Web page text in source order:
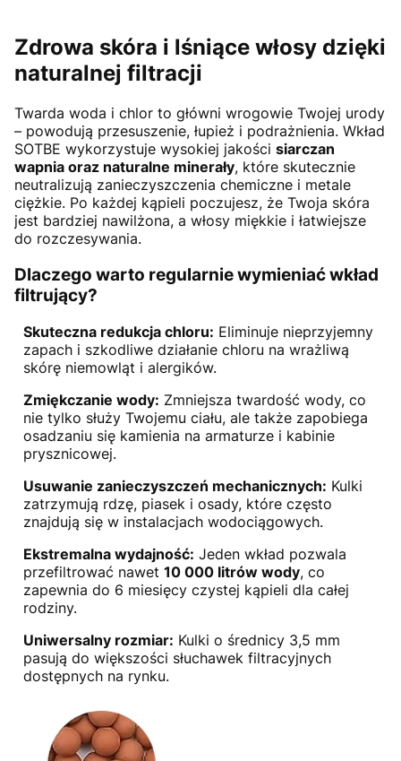
Zdrowa skóra i lśniące włosy dzięki
naturalnej filtracji
Twarda woda i chlor to główni wrogowie Twojej urody
– powodują przesuszenie, łupież i podrażnienia. Wkład
SOTBE wykorzystuje wysokiej jakości siarczan
wapnia oraz naturalne minerały, które skutecznie
neutralizują zanieczyszczenia chemiczne i metale
ciężkie. Po każdej kąpieli poczujesz, że Twoja skóra
jest bardziej nawilżona, a włosy miękkie i łatwiejsze
do rozczesywania.
Dlaczego warto regularnie wymieniać wkład
filtrujący?
Skuteczna redukcja chloru: Eliminuje nieprzyjemny
zapach i szkodliwe działanie chloru na wrażliwą
skórę niemowląt i alergików.
Zmiękczanie wody: Zmniejsza twardość wody, co
nie tylko służy Twojemu ciału, ale także zapobiega
osadzaniu się kamienia na armaturze i kabinie
prysznicowej.
Usuwanie zanieczyszczeń mechanicznych: Kulki
zatrzymują rdzę, piasek i osady, które często
znajdują się w instalacjach wodociągowych.
Ekstremalna wydajność: Jeden wkład pozwala
przefiltrować nawet 10 000 litrów wody, co
zapewnia do 6 miesięcy czystej kąpieli dla całej
rodziny.
Uniwersalny rozmiar: Kulki o średnicy 3,5 mm
pasują do większości słuchawek filtracyjnych
dostępnych na rynku.